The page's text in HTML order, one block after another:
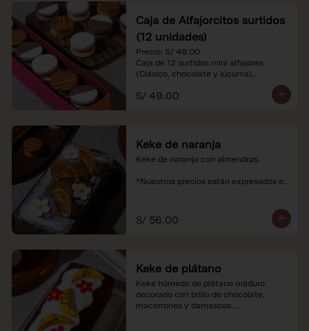
Caja de Alfajorcitos surtidos
(12 unidades)
Precio: S/ 49.00
Caja de 12 surtidos mini alfajores
(Clásico, chocolate y lúcuma)
*Nuestros precios están expresados en
S/ 49.00
Keke de naranja
Keke de naranja con almendras.
*Nuestros precios están expresados en
S/ 56.00
Keke de plátano
Keke húmedo de plátano maduro
decorado con brillo de chocolate,
macarrones y damascos.